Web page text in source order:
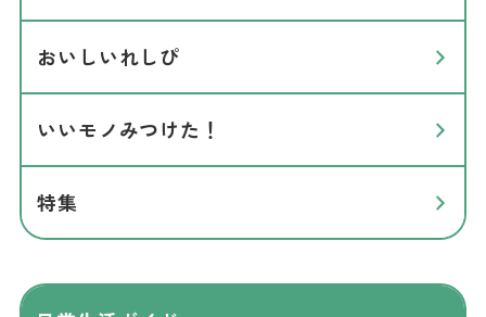
おいしいれしぴ
いいモノみつけた！
特集